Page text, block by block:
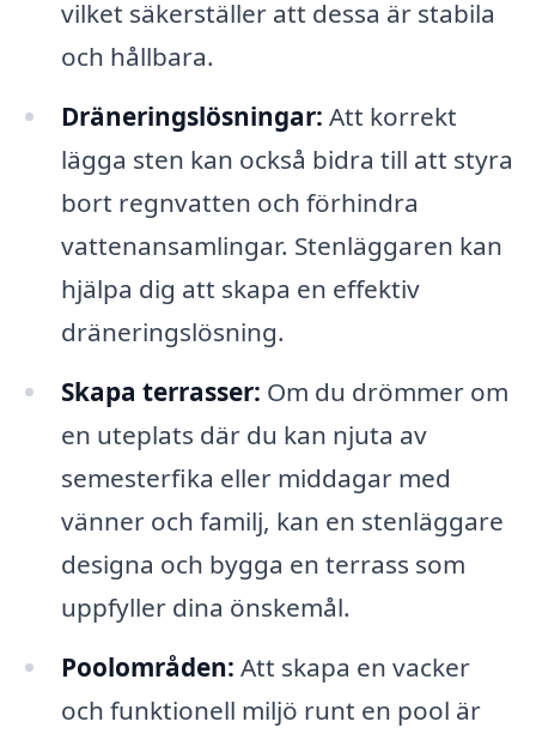
vilket säkerställer att dessa är stabila
och hållbara.
Dräneringslösningar: Att korrekt
lägga sten kan också bidra till att styra
bort regnvatten och förhindra
vattenansamlingar. Stenläggaren kan
hjälpa dig att skapa en effektiv
dräneringslösning.
Skapa terrasser: Om du drömmer om
en uteplats där du kan njuta av
semesterfika eller middagar med
vänner och familj, kan en stenläggare
designa och bygga en terrass som
uppfyller dina önskemål.
Poolområden: Att skapa en vacker
och funktionell miljö runt en pool är